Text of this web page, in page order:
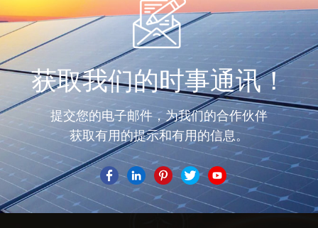
获取我们的时事通讯！
提交您的电子邮件，为我们的合作伙伴
获取有用的提示和有用的信息。